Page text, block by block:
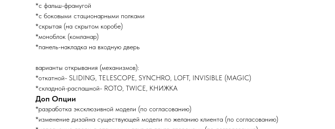
*с фальш-фрамугой
*с боковыми стационарными полками
*скрытая (на скрытом коробе)
*моноблок (комланар)
*панель-накладка на входную дверь
варианты открывания (механизмов):
*откатной- SLIDING, TELESCOPE, SYNCHRO, LOFT, INVISIBLE (MAGIC)
*складной-распашной- ROTO, TWICE, КНИЖКА
Доп Опции
*разработка эксклюзивной модели (по согласованию)
*изменение дизайна существующей модели по желанию клиента (по согласованию)